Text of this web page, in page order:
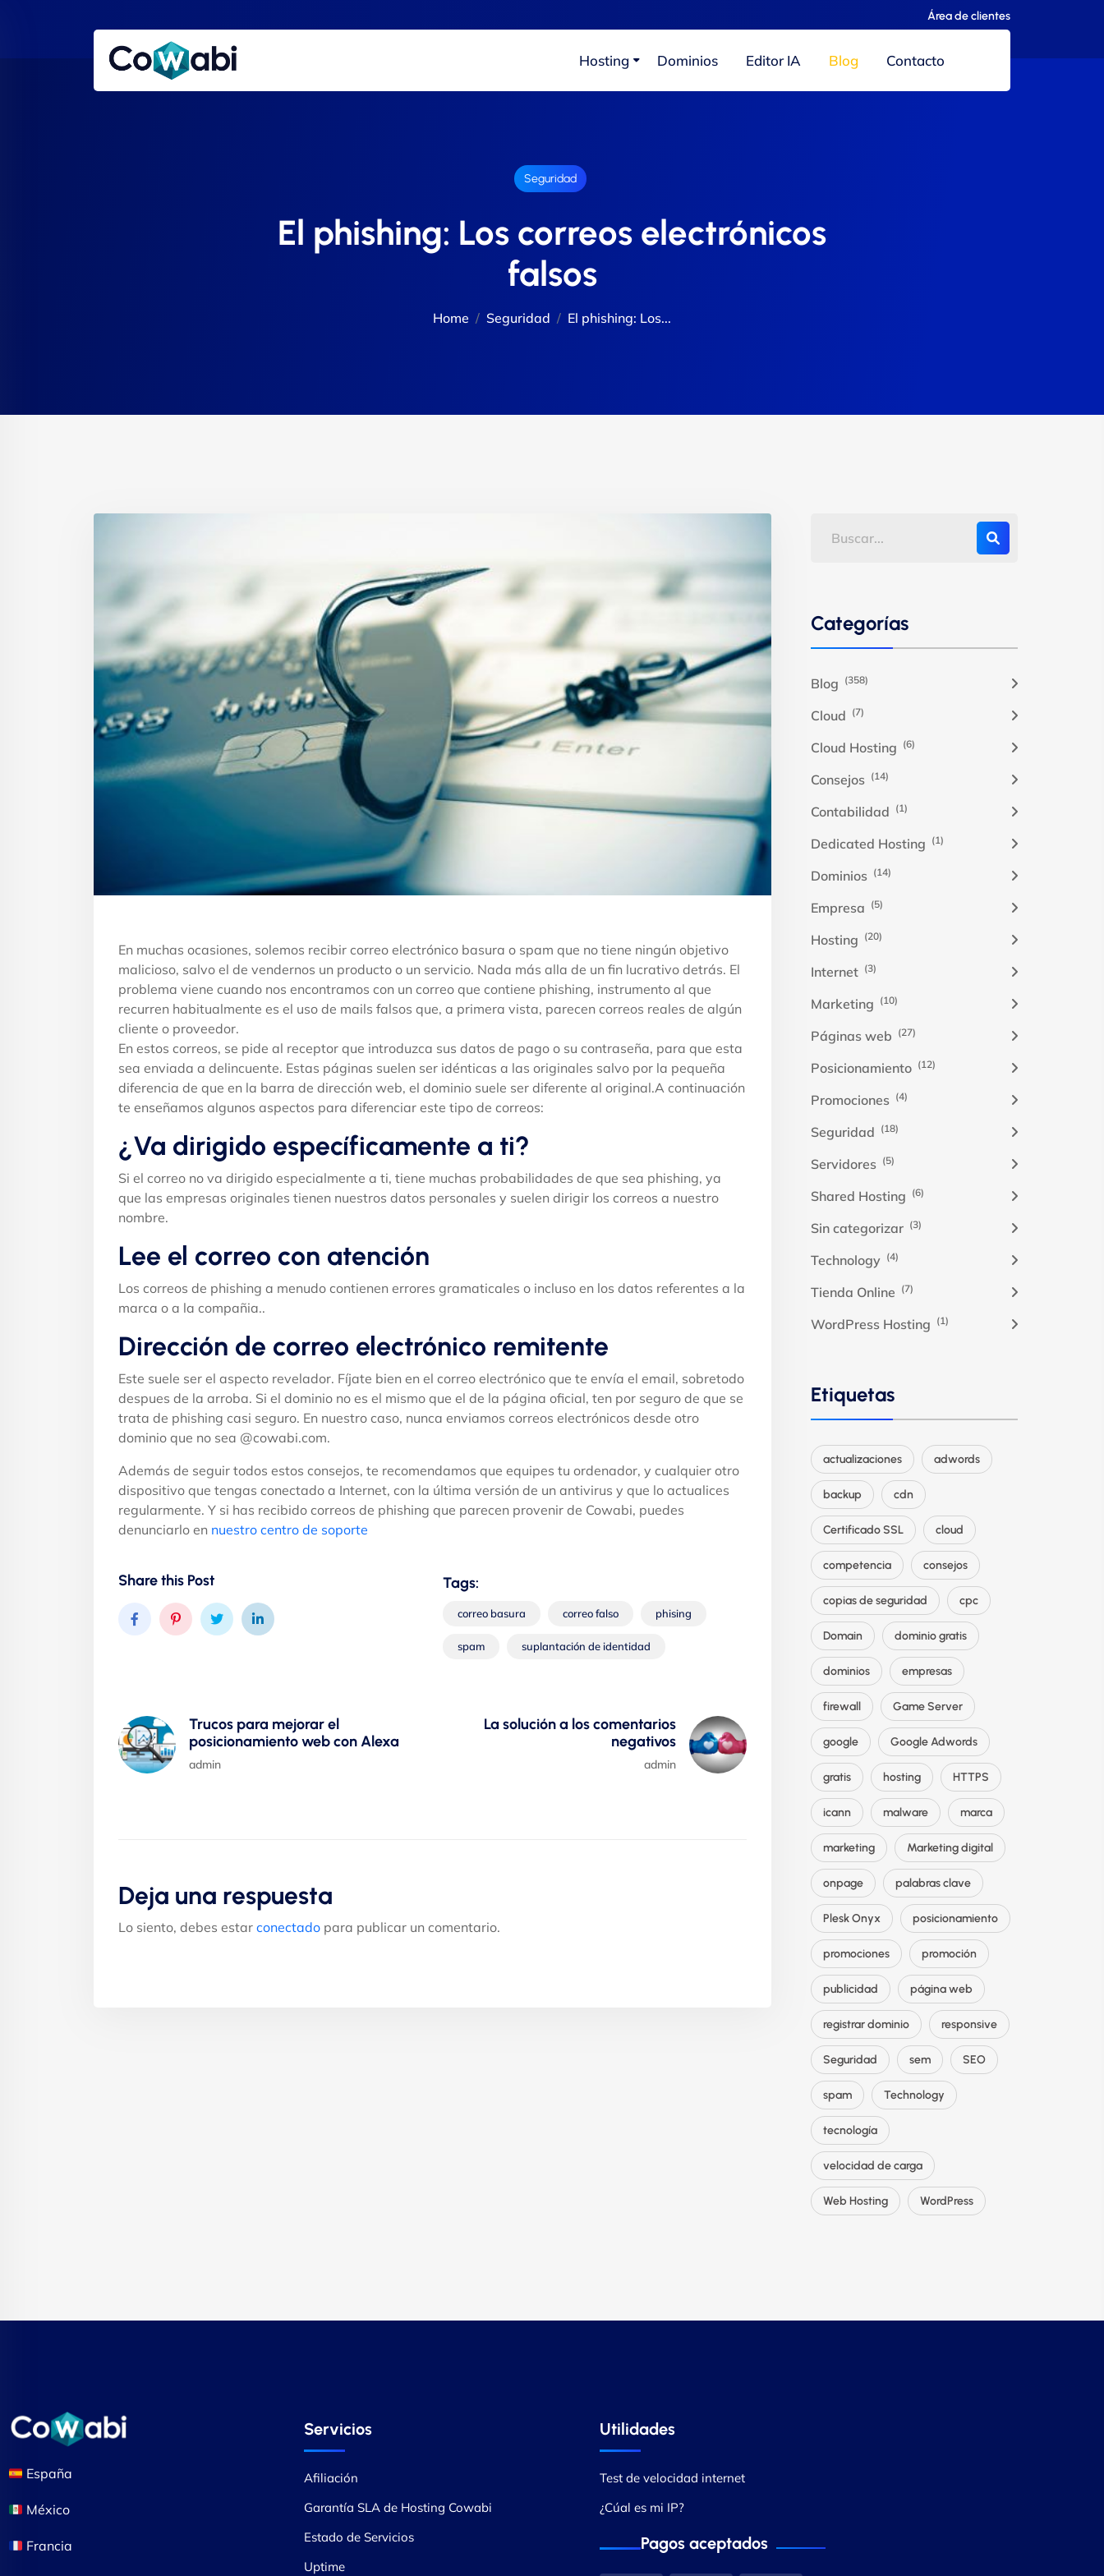
Área de clientes
Hosting Dominios Editor IA Blog Contacto
Seguridad
El phishing: Los correos electrónicos
falsos
Home Seguridad El phishing: Los...
En muchas ocasiones, solemos recibir correo electrónico basura o spam que no tiene ningún objetivo
malicioso, salvo el de vendernos un producto o un servicio. Nada más alla de un fin lucrativo detrás. El
problema viene cuando nos encontramos con un correo que contiene phishing, instrumento al que
recurren habitualmente es el uso de mails falsos que, a primera vista, parecen correos reales de algún
cliente o proveedor.
En estos correos, se pide al receptor que introduzca sus datos de pago o su contraseña, para que esta
sea enviada a delincuente. Estas páginas suelen ser idénticas a las originales salvo por la pequeña
diferencia de que en la barra de dirección web, el dominio suele ser diferente al original.A continuación
te enseñamos algunos aspectos para diferenciar este tipo de correos:
¿Va dirigido específicamente a ti?
Si el correo no va dirigido especialmente a ti, tiene muchas probabilidades de que sea phishing, ya
que las empresas originales tienen nuestros datos personales y suelen dirigir los correos a nuestro
nombre.
Lee el correo con atención
Los correos de phishing a menudo contienen errores gramaticales o incluso en los datos referentes a la
marca o a la compañia..
Dirección de correo electrónico remitente
Este suele ser el aspecto revelador. Fíjate bien en el correo electrónico que te envía el email, sobretodo
despues de la arroba. Si el dominio no es el mismo que el de la página oficial, ten por seguro de que se
trata de phishing casi seguro. En nuestro caso, nunca enviamos correos electrónicos desde otro
dominio que no sea @cowabi.com.
Además de seguir todos estos consejos, te recomendamos que equipes tu ordenador, y cualquier otro
dispositivo que tengas conectado a Internet, con la última versión de un antivirus y que lo actualices
regularmente. Y si has recibido correos de phishing que parecen provenir de Cowabi, puedes
denunciarlo en nuestro centro de soporte
Share this Post Tags:
correo basura correo falso phising
spam suplantación de identidad
Trucos para mejorar el
posicionamiento web con Alexa
admin
La solución a los comentarios
negativos
admin
Deja una respuesta
Lo siento, debes estar conectado para publicar un comentario.
Categorías
Blog (358)
Cloud (7)
Cloud Hosting (6)
Consejos (14)
Contabilidad (1)
Dedicated Hosting (1)
Dominios (14)
Empresa (5)
Hosting (20)
Internet (3)
Marketing (10)
Páginas web (27)
Posicionamiento (12)
Promociones (4)
Seguridad (18)
Servidores (5)
Shared Hosting (6)
Sin categorizar (3)
Technology (4)
Tienda Online (7)
WordPress Hosting (1)
Etiquetas
actualizaciones adwords
backup cdn
Certificado SSL cloud
competencia consejos
copias de seguridad cpc
Domain dominio gratis
dominios empresas
firewall Game Server
google Google Adwords
gratis hosting HTTPS
icann malware marca
marketing Marketing digital
onpage palabras clave
Plesk Onyx posicionamiento
promociones promoción
publicidad página web
registrar dominio responsive
Seguridad sem SEO
spam Technology
tecnología
velocidad de carga
Web Hosting WordPress
España
México
Francia
Servicios
Afiliación
Garantía SLA de Hosting Cowabi
Estado de Servicios
Uptime
Utilidades
Test de velocidad internet
¿Cúal es mi IP?
Pagos aceptados